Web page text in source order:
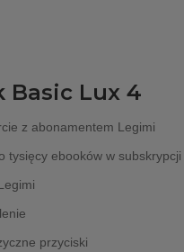
Basic Lux 4
z abonamentem Legimi
tysięcy ebooków w subskrypcji
przyciski